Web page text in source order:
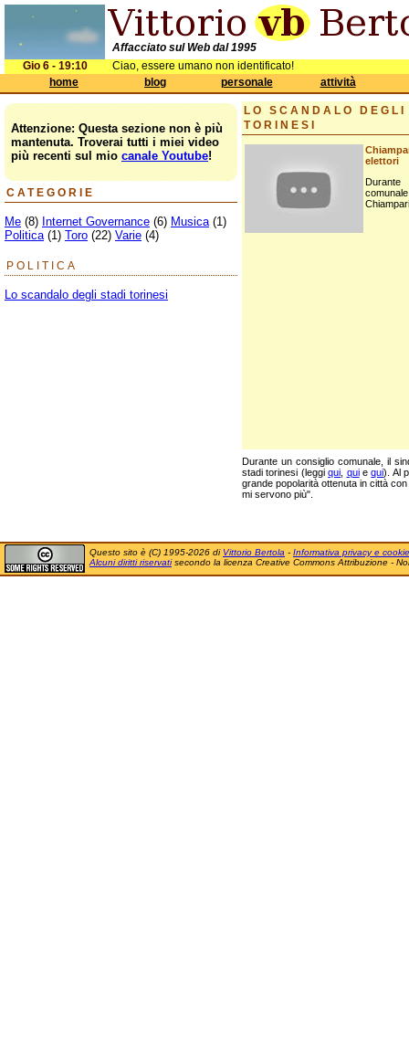
Affacciato sul Web dal 1995
Gio 6 - 19:10
Ciao, essere umano non identificato!
home
blog personale attività
Attenzione: Questa sezione non è più
mantenuta. Troverai tutti i miei video
più recenti sul mio canale Youtube!
CATEGORIE
Me (8) Internet Governance (6) Musica(1)
Politica(1) Toro (22) Varie (4)
POLITICA
Lo scandalo degli stadi torinesi
LO SCANDALO
TORINESI
elettori
Durante un consiglio comunale, il
stadi torinesi (leggiqui quiequi). Al
grande popolarità ottenuta in città
mi servono più".
Questo sito è (C) 1995-2026 di Vittorio Bertola - Informativa privacy e cookie
Alcuni diritti riservatisecondo la licenza Creative Commons Attribuzione -